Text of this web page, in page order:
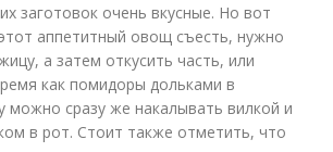
заготовок очень вкусные. Но вот
аппетитный овощ съесть, нужно
а затем откусить часть, или
как помидоры дольками в
можно сразу же накалывать вилкой и
в рот. Стоит также отметить, что